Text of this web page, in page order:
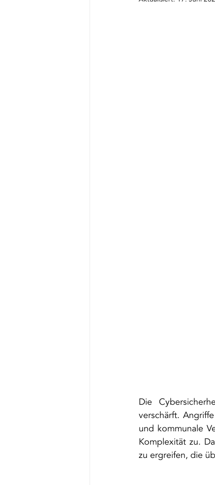
Die
verschärft.
und kommunale
Komplexität zu.
zu ergreifen, die